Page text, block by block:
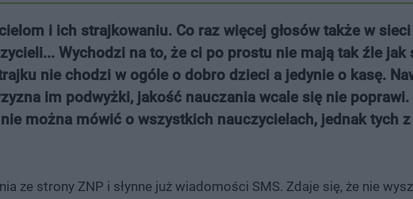
i ich strajkowaniu. Co raz więcej głosów także w
Wychodzi na to, że ci po prostu nie mają tak źle jak
nie chodzi w ogóle o dobro dzieci a jedynie o kasę.
im podwyżki, jakość nauczania wcale się nie poprawi.
można mówić o wszystkich nauczycielach, jednak tych z
ze strony ZNP i słynne już wiadomości SMS. Zdaje się, że nie